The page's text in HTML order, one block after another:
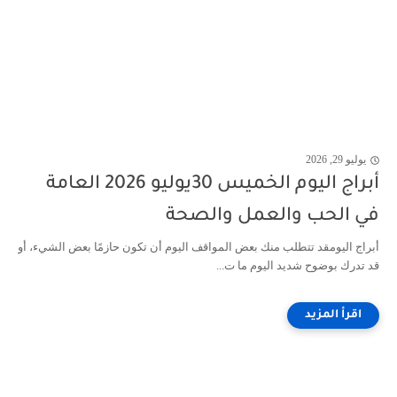
يوليو 29, 2026
أبراج اليوم الخميس 30يوليو 2026 العامة
في الحب والعمل والصحة
أبراج اليومقد تتطلب منك بعض المواقف اليوم أن تكون حازمًا بعض الشيء، أو
قد تدرك بوضوح شديد اليوم ما ت...